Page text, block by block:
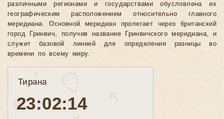
различными регионами и государствами обусловлена их
географическим расположением относительно главного
меридиана. Основной меридиан пролегает через британский
город Гринвич, получив название Гринвичского меридиана, и
служит базовой линией для определения разницы во
времени по всему миру.
Тирана
23:02:15